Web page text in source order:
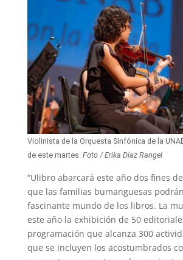
Violinista de la Orquesta Sinfónica de la
de este martes. Foto / Erika Díaz Rangel
“Ulibro abarcará este año dos fines
que las familias bumanguesas
fascinante mundo de los libros. La
este año la exhibición de 50
programación que alcanza 300
que se incluyen los acostumbrados